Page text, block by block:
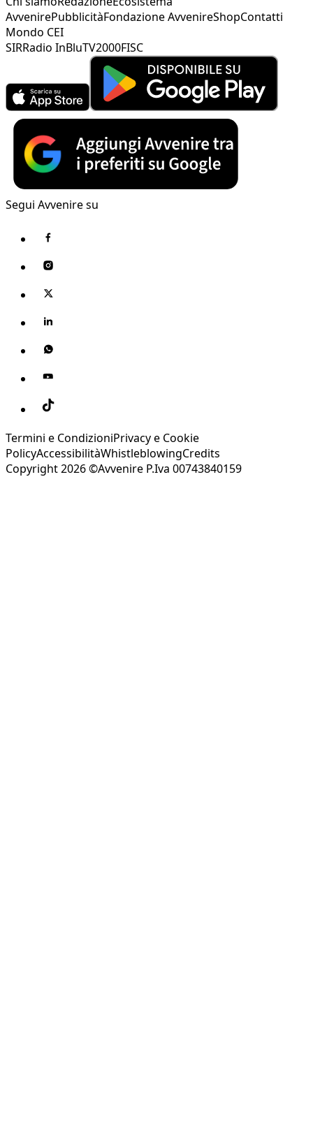
AvvenirePubblicitàFondazione AvvenireShopContatti
Mondo CEI
SIRRadio InBluTV2000FISC
Segui Avvenire su
Termini e CondizioniPrivacy e Cookie
PolicyAccessibilitàWhistleblowingCredits
Copyright 2026 ©Avvenire P.Iva 00743840159